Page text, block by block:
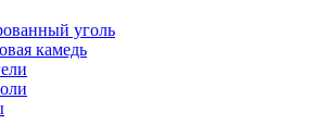
уголь
камедь